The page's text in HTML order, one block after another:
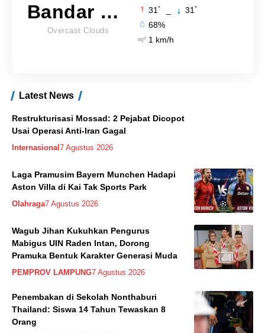
Bandar Lampung
Overcast Clouds
31 ° 31 °
68%
1 km/h
Latest News
Restrukturisasi Mossad: 2 Pejabat Dicopot
Usai Operasi Anti-Iran Gagal
Internasional 7 Agustus 2026
Laga Pramusim Bayern Munchen Hadapi
Aston Villa di Kai Tak Sports Park
Olahraga7 Agustus 2026
Wagub Jihan Kukuhkan Pengurus
Mabigus UIN Raden Intan, Dorong
Pramuka Bentuk Karakter Generasi Muda
PEMPROV LAMPUNG7 Agustus 2026
Penembakan di Sekolah Nonthaburi
Thailand: Siswa 14 Tahun Tewaskan 8
Orang